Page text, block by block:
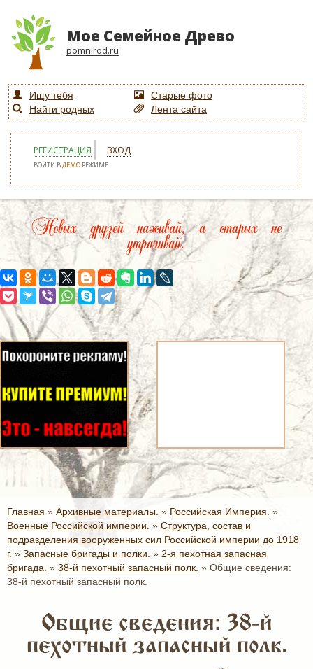
Мое Семейное Древо
pomnirod.ru
Ищу тебя
Старые фото
Найти родных
Лента сайта
РЕГИСТРАЦИЯ ВХОД
ВОЙТИ ВДЕМО РЕЖИМЕ
Новых друзей наживай, а старых не
утрачивай.
Главная » Архивные материалы. » Российская Империя. »
Военные Российской империи. » Структура, состав и
подразделения вооруженных сил Российской империи до 1918
г. » Запасные бригады и полки. » 2-я пехотная запасная
бригада. » 38-й пехотный запасный полк. » Общие сведения:
38-й пехотный запасный полк.
Общие сведения: 38-й
пехотный запасный полк.